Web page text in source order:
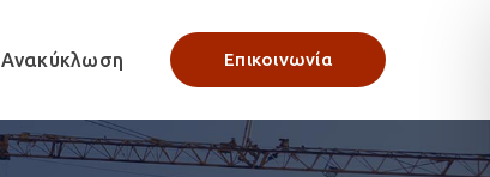
Επικοινωνία
Ανακύκλωση